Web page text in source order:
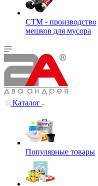
СТМ - производство
мешков для мусора
Каталог
Популярные товары